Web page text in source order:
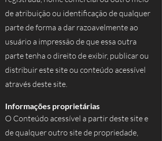
de atribuição ou identificação de qualquer
parte de forma a dar razoavelmente ao
usuário a impressão de que essa outra
parte tenha o direito de exibir, publicar ou
distribuir este site ou conteúdo acessível
através deste site.
Informações proprietárias
O Conteúdo acessível a partir deste site e
de qualquer outro site de propriedade,